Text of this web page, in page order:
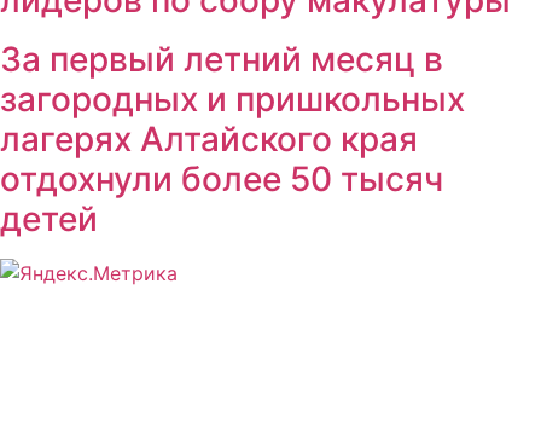
За первый летний месяц в
загородных и пришкольных
лагерях Алтайского края
отдохнули более 50 тысяч
детей